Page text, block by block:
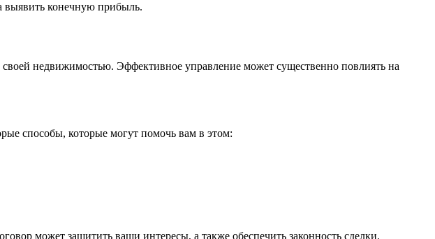
выявить конечную прибыль.
недвижимостью. Эффективное управление может существенно повлиять на
способы, которые могут помочь вам в этом:
может защитить ваши интересы, а также обеспечить законность сделки.